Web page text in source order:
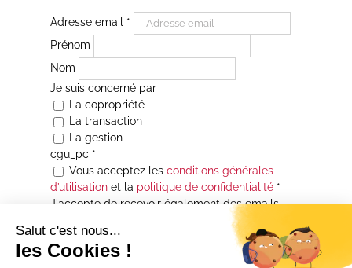
Adresse email *
Prénom
Nom
Je suis concerné par
La copropriété
La transaction
La gestion
cgu_pc *
Vous acceptez les conditions générales
d’utilisationet la politique de confidentialité*
J'accepte de recevoir également des emails
Je souhaite être informé(e) de toutes les
actualités immobilières des agences de la
Maison Atrium Gestion. À tout moment, vous